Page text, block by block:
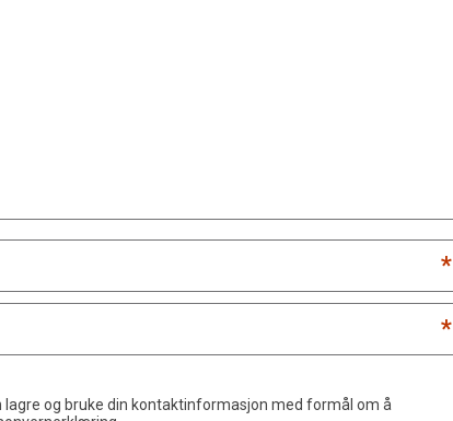
*
*
og bruke din kontaktinformasjon med formål om å